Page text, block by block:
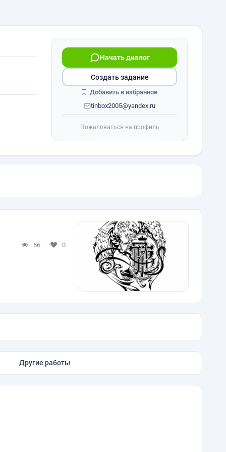
Начать диалог
tinbox2005@yandex.ru
Создать задание
Добавить в избранное
Пожаловаться на профиль
56 0
Другие работы